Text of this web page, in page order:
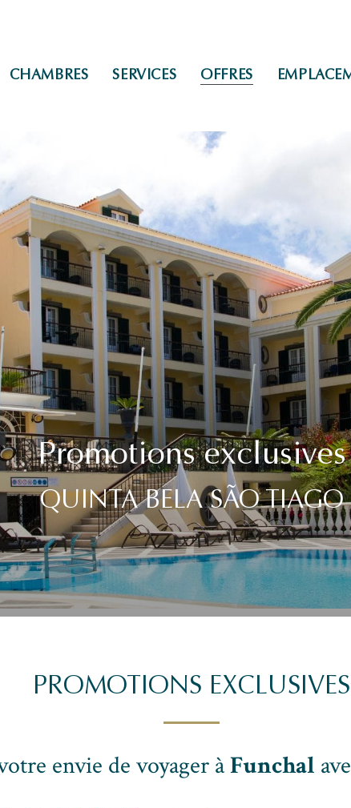
CHAMBRES SERVICES OFFRES
Promotions exclusives
QUINTA BELA SÃO TIAGO
PROMOTIONS EXCLUSIVES
envie de voyager àFunchal